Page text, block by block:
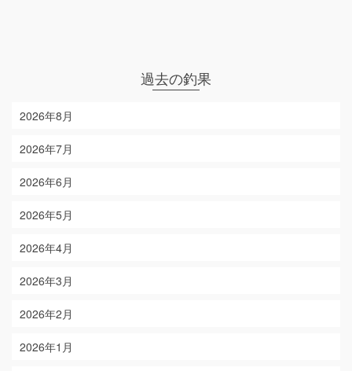
過去の釣果
2026年8月
2026年7月
2026年6月
2026年5月
2026年4月
2026年3月
2026年2月
2026年1月